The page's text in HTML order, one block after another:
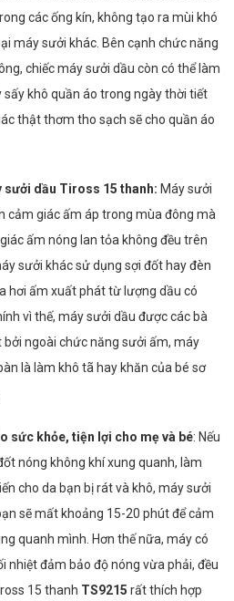
các ống kín, không tạo ra mùi khó
máy sưởi khác. Bên cạnh chức năng
chiếc máy sưởi dầu còn có thể làm
khô quần áo trong ngày thời tiết
thật thơm tho sạch sẽ cho quần áo
sưởi dầu Tiross 15 thanh: Máy sưởi
cảm giác ấm áp trong mùa đông mà
ấm nóng lan tỏa không đều trên
sưởi khác sử dụng sợi đốt hay đèn
hơi ấm xuất phát từ lượng dầu có
vì thế, máy sưởi dầu được các bà
ngoài chức năng sưởi ấm, máy
là làm khô tã hay khăn của bé sơ
sức khỏe, tiện lợi cho mẹ và bé: Nếu
nóng không khí xung quanh, làm
cho da bạn bị rát và khô, máy sưởi
sẽ mất khoảng 15-20 phút để cảm
quanh mình. Hơn thế nữa, máy có
nhiệt đảm bảo độ nóng vừa phải, đều
15 thanh TS9215 rất thích hợp